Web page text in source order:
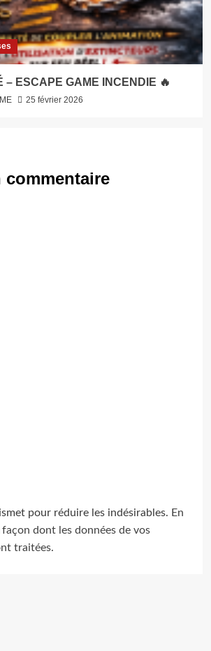
– ESCAPE GAME INCENDIE 🔥
25 février 2026
commentaire
pour réduire les indésirables. En
dont les données de vos
traitées.